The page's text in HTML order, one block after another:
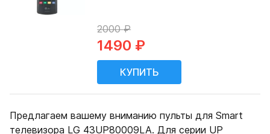
Предлагаем вашему вниманию пульты для Smart
телевизора LG 43UP80009LA. Для серии UP
2000 ₽
1490 ₽